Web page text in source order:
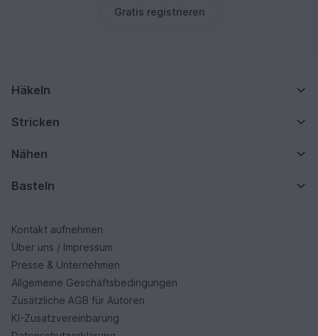
Gratis registrieren
Häkeln
Stricken
Nähen
Basteln
Kontakt aufnehmen
Über uns / Impressum
Presse & Unternehmen
Allgemeine Geschäftsbedingungen
Zusätzliche AGB für Autoren
KI-Zusatzvereinbarung